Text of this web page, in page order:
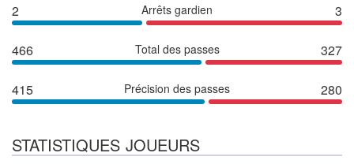
2 Arrêts gardien 3
466 Total des passes 327
415 Précision des passes 280
STATISTIQUES JOUEURS